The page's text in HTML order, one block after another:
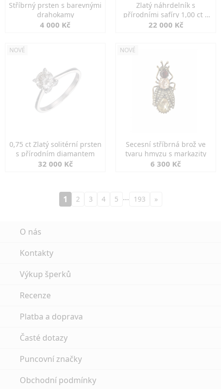
Stříbrný prsten s barevnými
drahokamy
4 000 Kč
Zlatý náhrdelník s
přírodními safíry 1,00 ct a
diamanty
22 000 Kč
NOVÉ
0,75 ct Zlatý solitérní prsten
s přírodním diamantem
32 000 Kč
NOVÉ
Secesní stříbrná brož ve
tvaru hmyzu s markazity
6 300 Kč
1 2 3 4 5 … 193 »
O nás
Kontakty
Výkup šperků
Recenze
Platba a doprava
Časté dotazy
Puncovní značky
Obchodní podmínky